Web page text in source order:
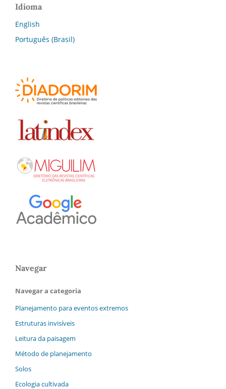
Idioma
English
Português (Brasil)
Navegar
Navegar a categoria
Planejamento para eventos extremos
Estruturas invisíveis
Leitura da paisagem
Método de planejamento
Solos
Ecologia cultivada